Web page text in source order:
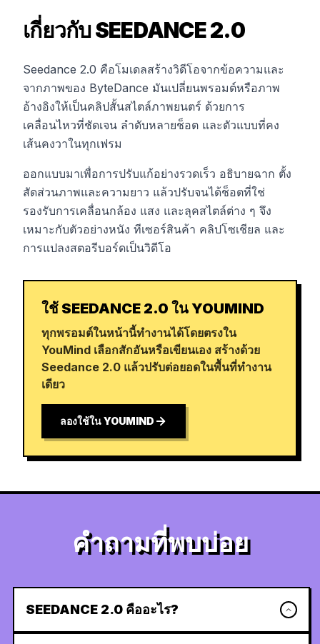
เกี่ยวกับ SEEDANCE 2.0
Seedance 2.0 คือโมเดลสร้างวิดีโอจากข้อความและ
จากภาพของ ByteDance มันเปลี่ยนพรอมต์หรือภาพ
อ้างอิงให้เป็นคลิปสั้นสไตล์ภาพยนตร์ ด้วยการ
เคลื่อนไหวที่ชัดเจน ลำดับหลายช็อต และตัวแบบที่คง
เส้นคงวาในทุกเฟรม
ออกแบบมาเพื่อการปรับแก้อย่างรวดเร็ว อธิบายฉาก ตั้ง
สัดส่วนภาพและความยาว แล้วปรับจนได้ช็อตที่ใช่
รองรับการเคลื่อนกล้อง แสง และลุคสไตล์ต่าง ๆ จึง
เหมาะกับตัวอย่างหนัง ทีเซอร์สินค้า คลิปโซเชียล และ
การแปลงสตอรีบอร์ดเป็นวิดีโอ
ใช้ SEEDANCE 2.0 ใน YOUMIND
ทุกพรอมต์ในหน้านี้ทำงานได้โดยตรงใน
YouMind เลือกสักอันหรือเขียนเอง สร้างด้วย
Seedance 2.0 แล้วปรับต่อยอดในพื้นที่ทำงาน
เดียว
ลองใช้ใน YOUMIND
คำถามที่พบบ่อย
SEEDANCE 2.0 คืออะไร?